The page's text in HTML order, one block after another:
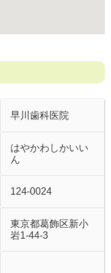
早川歯科医院
はやかわしかいい
ん
124-0024
東京都葛飾区新小
岩1-44-3